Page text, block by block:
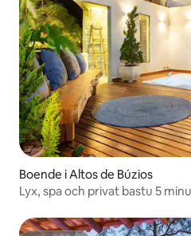
Boende i Altos de Búzios
Lyx, spa och privat bastu 5